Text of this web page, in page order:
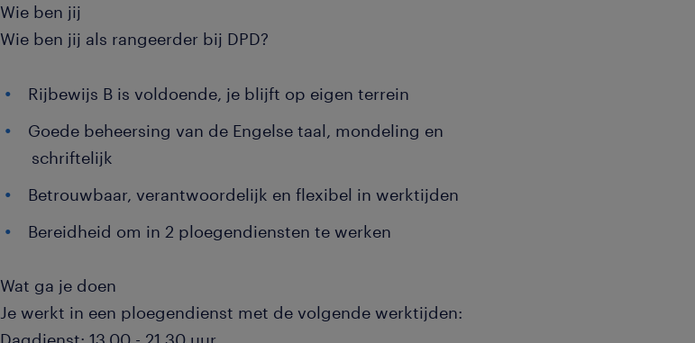
Wie ben jij
Wie ben jij als rangeerder bij DPD?
Rijbewijs B is voldoende, je blijft op eigen terrein
Goede beheersing van de Engelse taal, mondeling en
schriftelijk
Betrouwbaar, verantwoordelijk en flexibel in werktijden
Bereidheid om in 2 ploegendiensten te werken
Wat ga je doen
Je werkt in een ploegendienst met de volgende werktijden: